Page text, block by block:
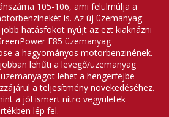
105-106, ami felülmúlja a
is. Az új üzemanyag
hatásfokot nyújt az ezt kiaknázni
E85 üzemanyag
a hagyományos motorbenzinének.
lehűti a levegő/üzemanyag
lehet a hengerfejbe
a teljesítmény növekedéséhez.
a jól ismert nitro vegyületek
lép fel.